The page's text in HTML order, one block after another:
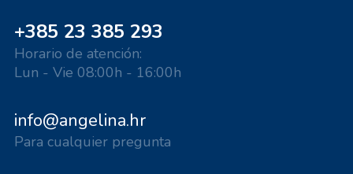
+385 23 385 293
Horario de atención:
Lun - Vie 08:00h - 16:00h
info@angelina.hr
Para cualquier pregunta